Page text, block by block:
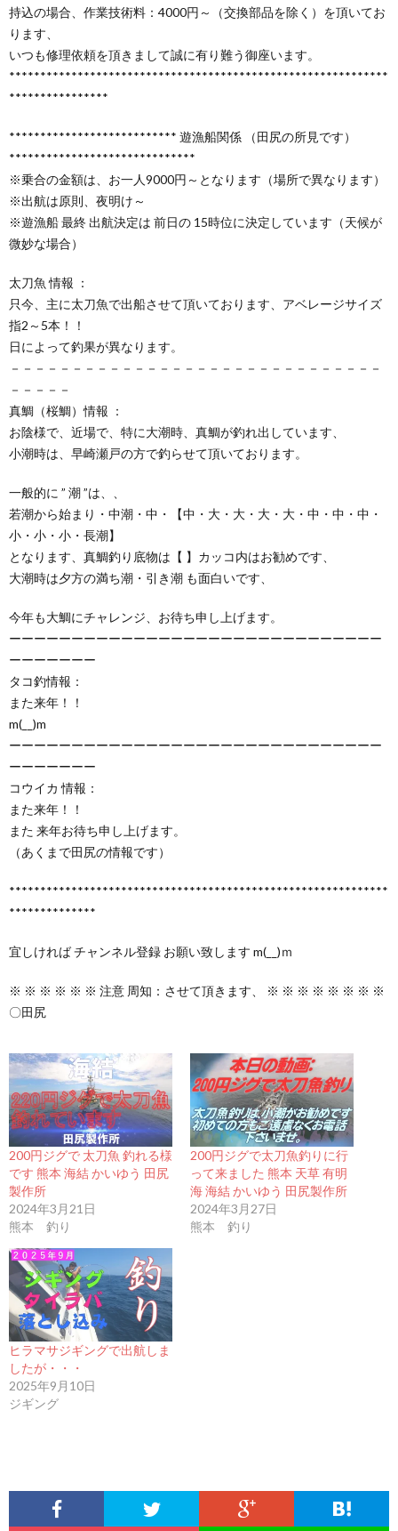
持込の場合、作業技術料：4000円～（交換部品を除く）を頂いてお
ります、
いつも修理依頼を頂きまして誠に有り難う御座います。
*************************************************************
****************
*************************** 遊漁船関係 （田尻の所見です）
******************************
※乗合の金額は、お一人9000円～となります（場所で異なります）
※出航は原則、夜明け～
※遊漁船 最終 出航決定は 前日の 15時位に決定しています（天候が
微妙な場合）
太刀魚 情報 ：
只今、主に太刀魚で出船させて頂いております、アベレージサイズ
指2～5本！！
日によって釣果が異なります。
－－－－－－－－－－－－－－－－－－－－－－－－－－－－－－
－－－－－
真鯛（桜鯛）情報 ：
お陰様で、近場で、特に大潮時、真鯛が釣れ出しています、
小潮時は、早崎瀬戸の方で釣らせて頂いております。
一般的に ” 潮 ”は、、
若潮から始まり・中潮・中・【中・大・大・大・大・中・中・中・
小・小・小・長潮】
となります、真鯛釣り底物は【 】カッコ内はお勧めです、
大潮時は夕方の満ち潮・引き潮 も面白いです、
今年も大鯛にチャレンジ、お待ち申し上げます。
ーーーーーーーーーーーーーーーーーーーーーーーーーーーーーー
ーーーーーーー
タコ釣情報：
また来年！！
m(__)m
ーーーーーーーーーーーーーーーーーーーーーーーーーーーーーー
ーーーーーーー
コウイカ 情報：
また来年！！
また 来年お待ち申し上げます。
（あくまで田尻の情報です）
*************************************************************
**************
宜しければ チャンネル登録 お願い致します m(__)ｍ
※ ※ ※ ※ ※ ※ 注意 周知：させて頂きます、 ※ ※ ※ ※ ※ ※ ※ ※
〇田尻
200円ジグで 太刀魚 釣れる様
です 熊本 海結 かいゆう 田尻
製作所
2024年3月21日
熊本 釣り
200円ジグで太刀魚釣りに行
って来ました 熊本 天草 有明
海 海結 かいゆう 田尻製作所
2024年3月27日
熊本 釣り
ヒラマサジギングで出航しま
したが・・・
2025年9月10日
ジギング